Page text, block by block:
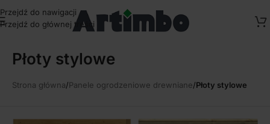
Przejdź do nawigacji
Przejdź do głównej treści
Płoty stylowe
Strona główna/Panele ogrodzeniowe drewniane/Płoty stylowe